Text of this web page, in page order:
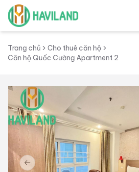
Haviland
Trang chủ
Cho thuê căn hộ
Căn hộ Quốc Cường Apartment 2
Previous slide